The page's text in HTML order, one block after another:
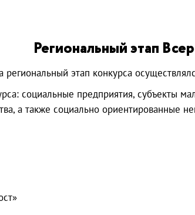
Региональный этап
региональный этап конкурса
социальные предприятия, субъекты
а также социально ориентированные